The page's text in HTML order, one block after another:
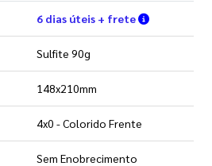
6 dias úteis + frete Verifique
Sulfite 90g
148x210mm
4x0 - Colorido Frente
Sem Enobrecimento